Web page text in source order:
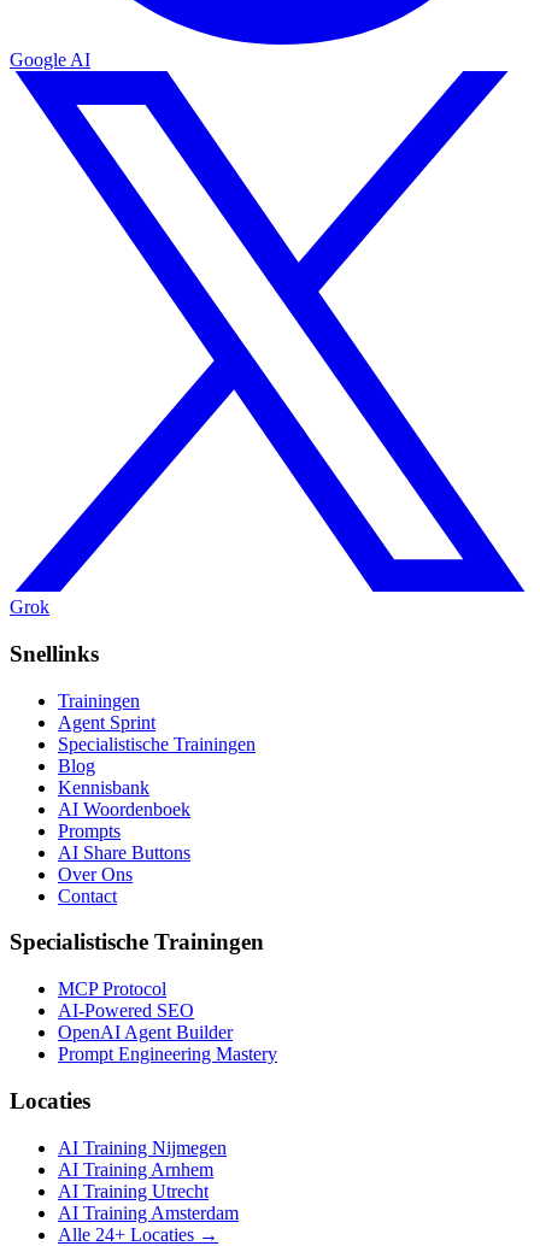
Google AI
Grok
Snellinks
Trainingen
Agent Sprint
Specialistische Trainingen
Blog
Kennisbank
AI Woordenboek
Prompts
AI Share Buttons
Over Ons
Contact
Specialistische Trainingen
MCP Protocol
AI-Powered SEO
OpenAI Agent Builder
Prompt Engineering Mastery
Locaties
AI Training Nijmegen
AI Training Arnhem
AI Training Utrecht
AI Training Amsterdam
Alle 24+ Locaties →